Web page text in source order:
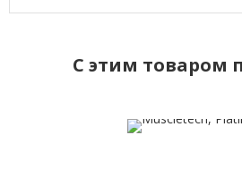
C этим товаром